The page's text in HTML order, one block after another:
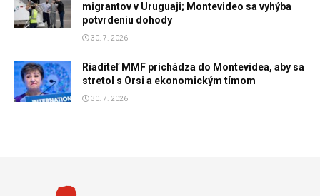
migrantov v Uruguaji; Montevideo sa vyhýba
potvrdeniu dohody
30. 7. 2026
Riaditeľ MMF prichádza do Montevidea, aby sa
stretol s Orsi a ekonomickým tímom
30. 7. 2026